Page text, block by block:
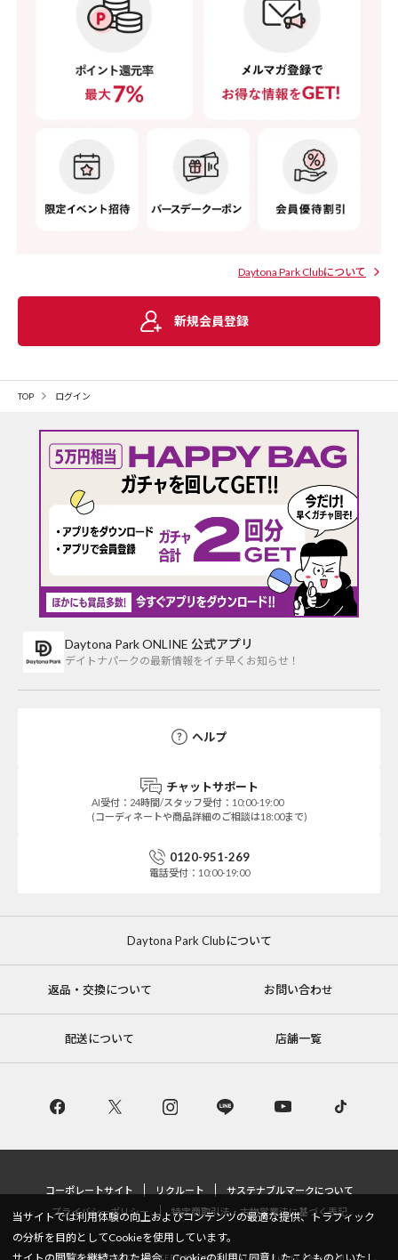
Daytona Park Clubについて
新規会員登録
TOP ログイン
Daytona Park ONLINE 公式アプリ
デイトナパークの最新情報をイチ早くお知らせ！
ヘルプ
チャットサポート
AI受付：24時間/スタッフ受付：10:00-19:00
(コーディネートや商品詳細のご相談は18:00まで)
0120-951-269
電話受付：10:00-19:00
Daytona Park Clubについて
返品・交換について お問い合わせ
配送について 店舗一覧
コーポレートサイト リクルート
サステナブルマークについて
プライバシーポリシー
特定商取引法・古物営業法に基づく表記
当サイトでは利用体験の向上およびコンテンツの最適な提供、トラフィック
の分析を目的としてCookieを使用しています。